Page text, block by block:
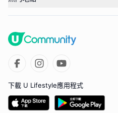
下載 U Lifestyle應用程式